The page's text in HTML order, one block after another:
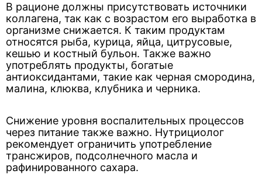
В рационе должны присутствовать источники
коллагена, так как с возрастом его выработка в
организме снижается. К таким продуктам
относятся рыба, курица, яйца, цитрусовые,
кешью и костный бульон. Также важно
употреблять продукты, богатые
антиоксидантами, такие как черная смородина,
малина, клюква, клубника и черника.
Снижение уровня воспалительных процессов
через питание также важно. Нутрициолог
рекомендует ограничить употребление
трансжиров, подсолнечного масла и
рафинированного сахара.